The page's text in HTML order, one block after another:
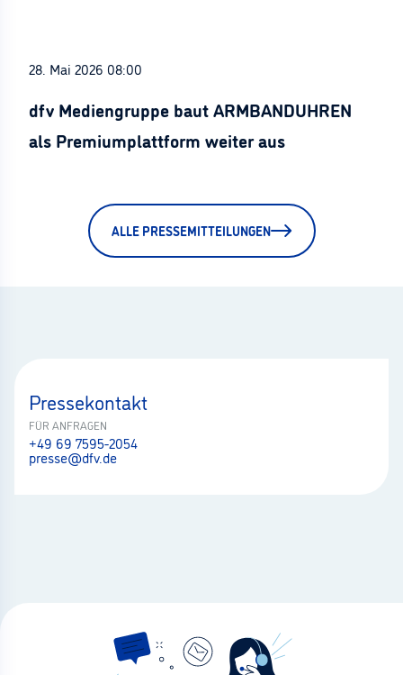
28. Mai 2026 08:00
dfv Mediengruppe baut ARMBANDUHREN
als Premiumplattform weiter aus
ALLE PRESSEMITTEILUNGEN
Pressekontakt
FÜR ANFRAGEN
+49 69 7595-2054
presse@dfv.de